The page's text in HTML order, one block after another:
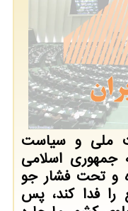
ملی و سیاست
اسلامی
و تحت فشار جو
را فدا كند، پس